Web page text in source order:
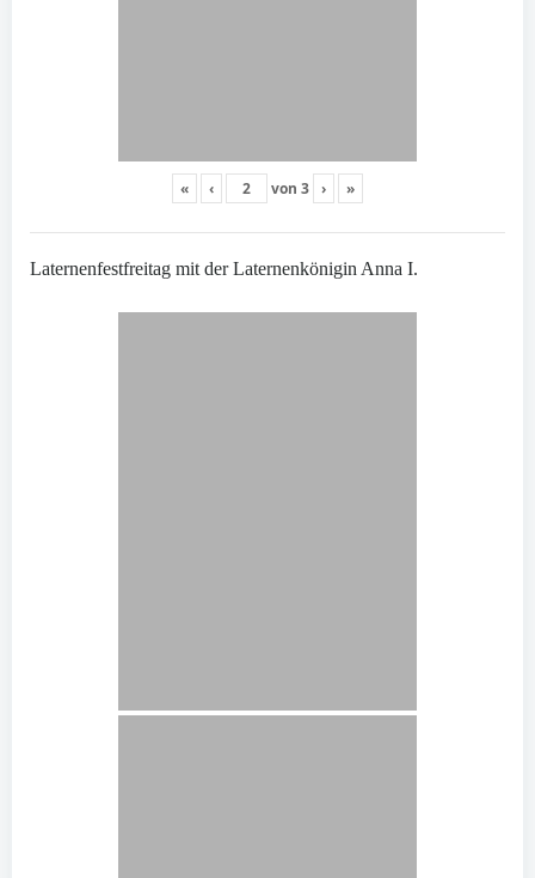
« ‹ von 3 › »
Laternenfestfreitag mit der Laternenkönigin Anna I.